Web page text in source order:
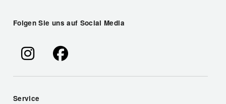
Folgen Sie uns auf Social Media
Service